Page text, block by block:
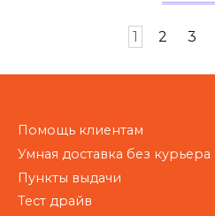
1 2 3
Помощь клиентам
Умная доставка без курьера
Пункты выдачи
Тест драйв